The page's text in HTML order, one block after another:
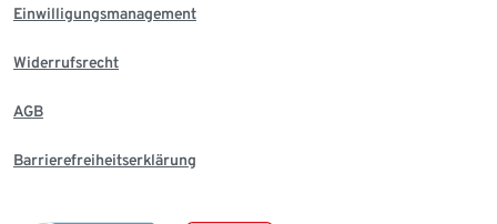
Einwilligungsmanagement
Widerrufsrecht
AGB
Barrierefreiheitserklärung